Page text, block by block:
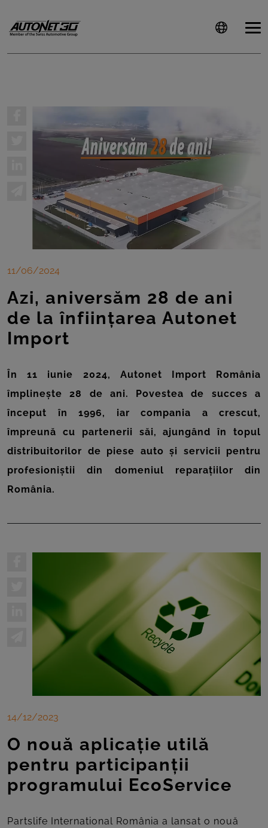
CLIENTI
DOCUMENTE
UTILE
CSR
PRESS
ROOM
CONTACT
11/06/2024
Azi, aniversăm 28 de ani
de la înființarea Autonet
Import
În 11 iunie 2024, Autonet Import România
împlinește 28 de ani. Povestea de succes a
început în 1996, iar compania a crescut,
împreună cu partenerii săi, ajungând în topul
distribuitorilor de piese auto și servicii pentru
profesioniștii din domeniul reparațiilor din
România.
14/12/2023
O nouă aplicație utilă
pentru participanții
programului EcoService
Partslife International România a lansat o nouă